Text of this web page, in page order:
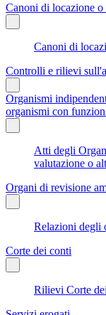
Canoni di locazione
Canoni di
Controlli e rilievi
Organismi
organismi con
Atti degli
valutazione o
Organi di revisione
Relazioni degli
Corte dei conti
Rilievi Corte